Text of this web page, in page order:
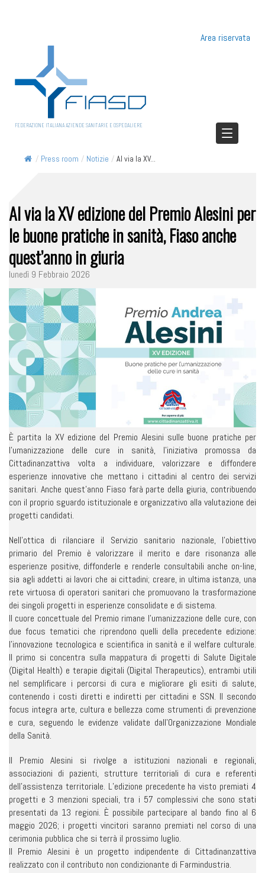
Area riservata
FEDERAZIONE ITALIANA AZIENDE SANITARIE E OSPEDALIERE
/ Press room / Notizie / Al via la XV...
Al via la XV edizione del Premio Alesini per
le buone pratiche in sanità, Fiaso anche
quest’anno in giuria
lunedì 9 Febbraio 2026
È partita la XV edizione del Premio Alesini sulle buone pratiche per
l’umanizzazione delle cure in sanità, l’iniziativa promossa da
Cittadinanzattiva volta a individuare, valorizzare e diffondere
esperienze innovative che mettano i cittadini al centro dei servizi
sanitari. Anche quest’anno Fiaso farà parte della giuria, contribuendo
con il proprio sguardo istituzionale e organizzativo alla valutazione dei
progetti candidati.
Nell’ottica di rilanciare il Servizio sanitario nazionale, l’obiettivo
primario del Premio è valorizzare il merito e dare risonanza alle
esperienze positive, diffonderle e renderle consultabili anche on-line,
sia agli addetti ai lavori che ai cittadini; creare, in ultima istanza, una
rete virtuosa di operatori sanitari che promuovano la trasformazione
dei singoli progetti in esperienze consolidate e di sistema.
Il cuore concettuale del Premio rimane l’umanizzazione delle cure, con
due focus tematici che riprendono quelli della precedente edizione:
l’innovazione tecnologica e scientifica in sanità e il welfare culturale.
Il primo si concentra sulla mappatura di progetti di Salute Digitale
(Digital Health) e terapie digitali (Digital Therapeutics), entrambi utili
nel semplificare i percorsi di cura e migliorare gli esiti di salute,
contenendo i costi diretti e indiretti per cittadini e SSN. Il secondo
focus integra arte, cultura e bellezza come strumenti di prevenzione
e cura, seguendo le evidenze validate dall’Organizzazione Mondiale
della Sanità.
Il Premio Alesini si rivolge a istituzioni nazionali e regionali,
associazioni di pazienti, strutture territoriali di cura e referenti
dell’assistenza territoriale. L’edizione precedente ha visto premiati 4
progetti e 3 menzioni speciali, tra i 57 complessivi che sono stati
presentati da 13 regioni. È possibile partecipare al bando fino al 6
maggio 2026; i progetti vincitori saranno premiati nel corso di una
cerimonia pubblica che si terrà il prossimo luglio.
Il Premio Alesini è un progetto indipendente di Cittadinanzattiva
realizzato con il contributo non condizionante di Farmindustria.